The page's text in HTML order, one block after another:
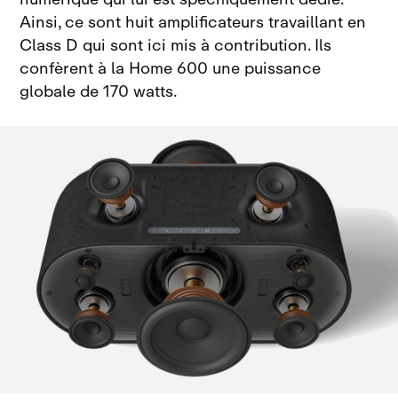
Ainsi, ce sont huit amplificateurs travaillant en
Class D qui sont ici mis à contribution. Ils
confèrent à la Home 600 une puissance
globale de 170 watts.